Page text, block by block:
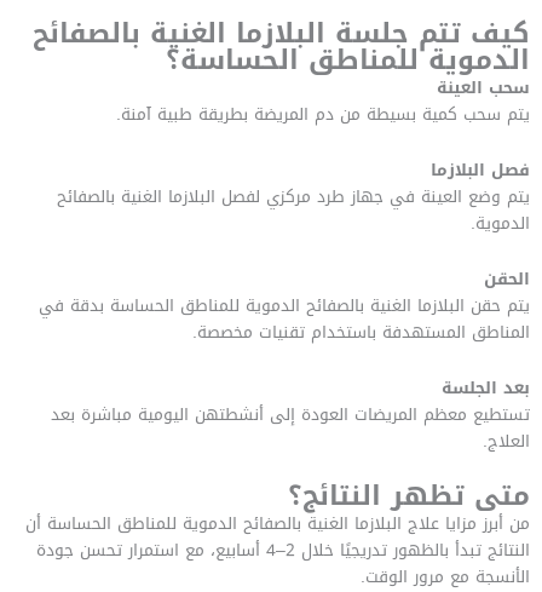
كيف تتم جلسة البلازما الغنية بالصفائح
الدموية للمناطق الحساسة؟
سحب العينة
يتم سحب كمية بسيطة من دم المريضة بطريقة طبية آمنة.
فصل البلازما
يتم وضع العينة في جهاز طرد مركزي لفصل البلازما الغنية بالصفائح
الدموية.
الحقن
يتم حقن البلازما الغنية بالصفائح الدموية للمناطق الحساسة بدقة في
المناطق المستهدفة باستخدام تقنيات مخصصة.
بعد الجلسة
تستطيع معظم المريضات العودة إلى أنشطتهن اليومية مباشرة بعد
العلاج.
متى تظهر النتائج؟
من أبرز مزايا علاج البلازما الغنية بالصفائح الدموية للمناطق الحساسة أن
النتائج تبدأ بالظهور تدريجيًا خلال 2–4 أسابيع، مع استمرار تحسن جودة
الأنسجة مع مرور الوقت.